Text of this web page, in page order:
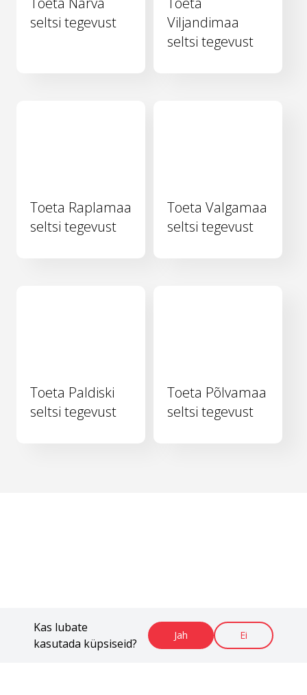
Kas lubate
kasutada küpsiseid?
Jah Ei
seltsi tegevust
Viljandimaa
seltsi tegevust
Toeta Raplamaa
seltsi tegevust
Toeta Valgamaa
seltsi tegevust
Toeta Paldiski
seltsi tegevust
Toeta Põlvamaa
seltsi tegevust